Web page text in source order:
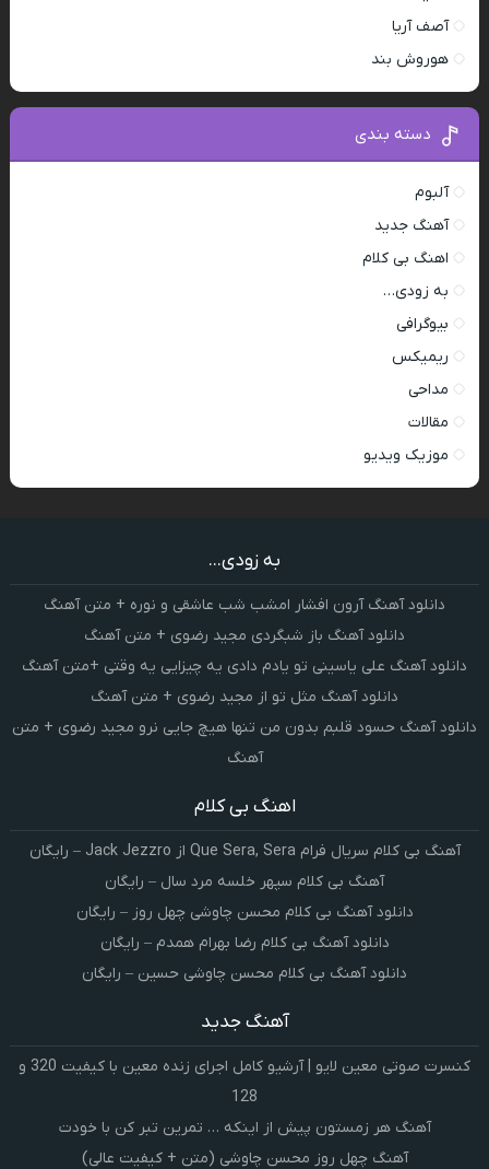
آصف آریا
هوروش بند
دسته بندی
آلبوم
آهنگ جدید
اهنگ بی کلام
به زودی…
بیوگرافی
ریمیکس
مداحی
مقالات
موزیک ویدیو
به زودی...
دانلود آهنگ آرون افشار امشب شب عاشقی و نوره + متن آهنگ
دانلود آهنگ باز شبگردی مجید رضوی + متن آهنگ
دانلود آهنگ علی یاسینی تو یادم دادی یه چیزایی یه وقتی +متن آهنگ
دانلود آهنگ مثل تو از مجید رضوی + متن آهنگ
دانلود آهنگ حسود قلبم بدون من تنها هیچ جایی نرو مجید رضوی + متن
آهنگ
اهنگ بی کلام
آهنگ بی کلام سریال فرام Que Sera, Sera از Jack Jezzro – رایگان
آهنگ بی کلام سپهر خلسه مرد سال – رایگان
دانلود آهنگ بی کلام محسن چاوشی چهل روز – رایگان
دانلود آهنگ بی کلام رضا بهرام همدم – رایگان
دانلود آهنگ بی کلام محسن چاوشی حسین – رایگان
آهنگ جدید
کنسرت صوتی معین لایو | آرشیو کامل اجرای زنده معین با کیفیت 320 و
128
آهنگ هر زمستون پیش از اینکه … تمرین تبر کن با خودت
آهنگ چهل روز محسن چاوشی (متن + کیفیت عالی)